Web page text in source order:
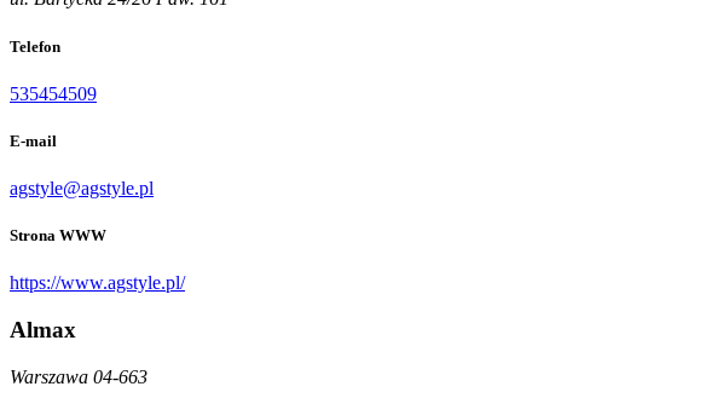
Telefon
535454509
E-mail
agstyle@agstyle.pl
Strona WWW
https://www.agstyle.pl/
Almax
Warszawa 04-663